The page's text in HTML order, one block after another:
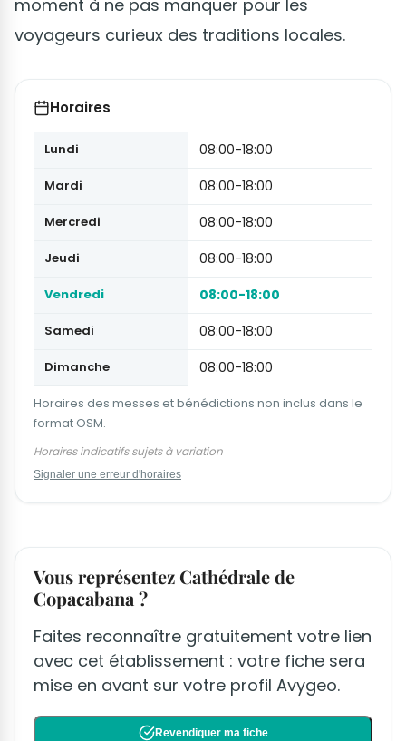
moment à ne pas manquer pour les
voyageurs curieux des traditions locales.
Horaires
Lundi 08:00-18:00
Mardi 08:00-18:00
Mercredi 08:00-18:00
Jeudi 08:00-18:00
Vendredi 08:00-18:00
Samedi 08:00-18:00
Dimanche 08:00-18:00
Horaires des messes et bénédictions non inclus dans le
format OSM.
Horaires indicatifs sujets à variation
Signaler une erreur d'horaires
Vous représentez Cathédrale de
Copacabana ?
Faites reconnaître gratuitement votre lien
avec cet établissement : votre fiche sera
mise en avant sur votre profil Avygeo.
Revendiquer ma fiche